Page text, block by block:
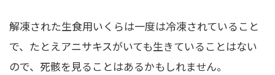
解凍された生食用いくらは一度は冷凍されていること
で、たとえアニサキスがいても生きていることはない
ので、死骸を見ることはあるかもしれません。